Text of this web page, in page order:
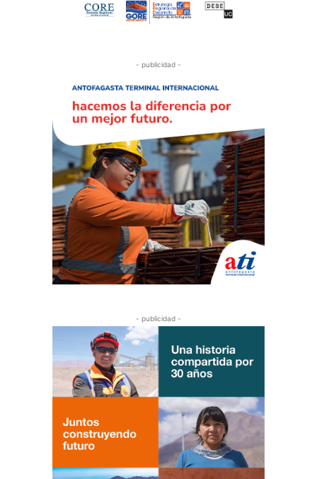
- publicidad -
- publicidad -